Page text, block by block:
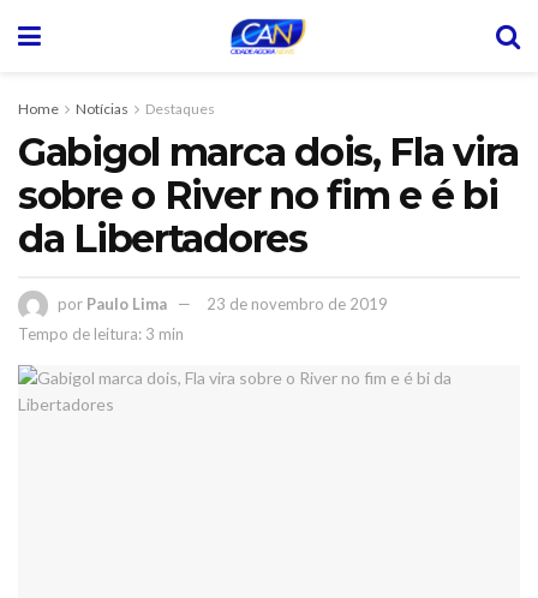
Home Notícias Destaques
Gabigol marca dois, Fla vira
sobre o River no fim e é bi
da Libertadores
por Paulo Lima
23 de novembro de 2019
Tempo de leitura: 3 min